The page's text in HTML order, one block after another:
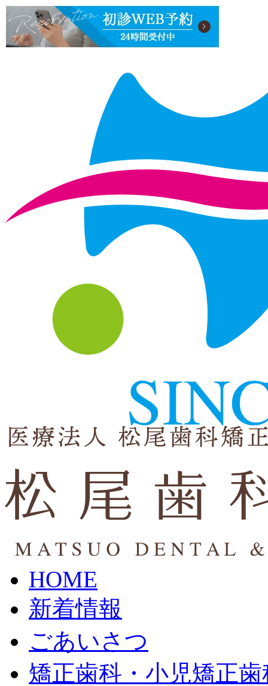
HOME
新着情報
ごあいさつ
矯正歯科・小児矯正歯